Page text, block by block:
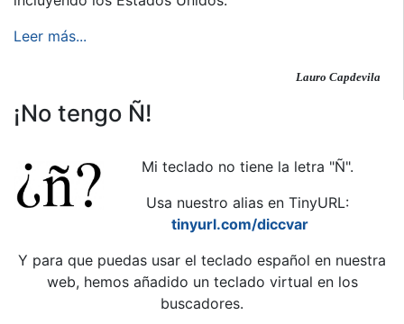
Leer más...
Lauro Capdevila
¡No tengo Ñ!
Mi teclado no tiene la letra "Ñ".
Usa nuestro alias en TinyURL:
tinyurl.com/diccvar
Y para que puedas usar el teclado español en nuestra
web, hemos añadido un teclado virtual en los
buscadores.